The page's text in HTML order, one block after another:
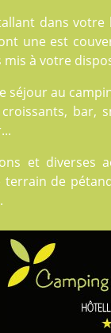
dans
une est
mis à votre
séjour au
bar,
et diverses
terrain de